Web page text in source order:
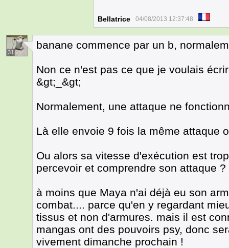
Bellatrice 04/08/2013 12:37:48
31
banane commence par un b,
Non ce n'est pas ce que je voulais
&gt;_&gt;
Normalement, une attaque ne
Là elle envoie 9 fois la même attaque
Ou alors sa vitesse d'exécution est
percevoir et comprendre son attaque
à moins que Maya n'ai déjà eu son
combat.... parce qu'en y regardant
tissus et non d'armures. mais il est
mangas ont des pouvoirs psy, donc
vivement dimanche prochain !